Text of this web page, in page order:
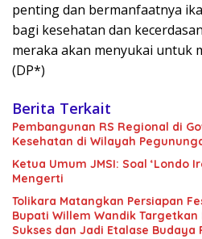
penting dan bermanfaatnya
bagi kesehatan dan
meraka akan menyukai untuk
(DP*)
Berita Terkait
Pembangunan RS Regional di
Kesehatan di Wilayah
Ketua Umum JMSI: Soal ‘Londo
Mengerti
Tolikara Matangkan Persiapan
Bupati Willem Wandik Targetkan
Sukses dan Jadi Etalase Budaya